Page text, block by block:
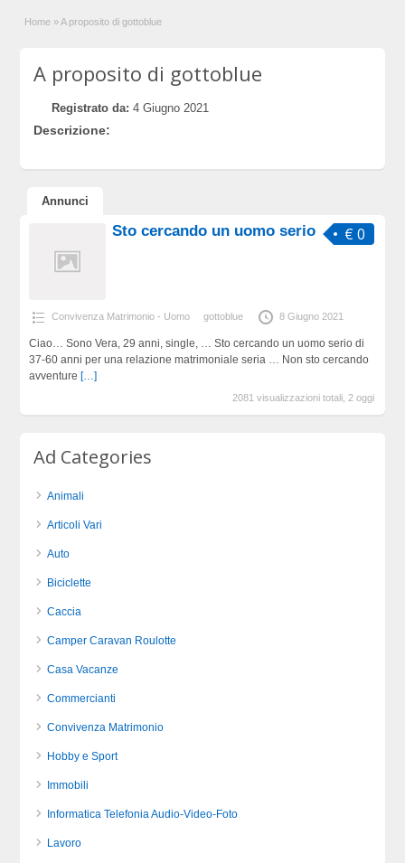
Home » A proposito di gottoblue
A proposito di gottoblue
Registrato da: 4 Giugno 2021
Descrizione:
Annunci
€ 0
Sto cercando un uomo serio
Convivenza Matrimonio - Uomo gottoblue 8 Giugno 2021
Ciao… Sono Vera, 29 anni, single, … Sto cercando un uomo serio di
37-60 anni per una relazione matrimoniale seria … Non sto cercando
avventure […]
2081 visualizzazioni totali, 2 oggi
Ad Categories
Animali
Articoli Vari
Auto
Biciclette
Caccia
Camper Caravan Roulotte
Casa Vacanze
Commercianti
Convivenza Matrimonio
Hobby e Sport
Immobili
Informatica Telefonia Audio-Video-Foto
Lavoro